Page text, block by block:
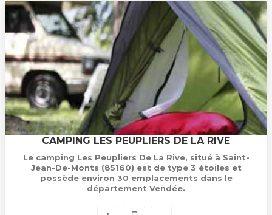
CAMPING LES PEUPLIERS DE LA RIVE
Le camping Les Peupliers De La Rive, situé à Saint-
Jean-De-Monts (85160) est de type 3 étoiles et
possède environ 30 emplacements dans le
département Vendée.